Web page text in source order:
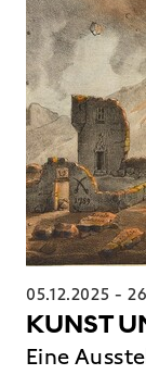
05.12.2025 -
KUNST
Eine